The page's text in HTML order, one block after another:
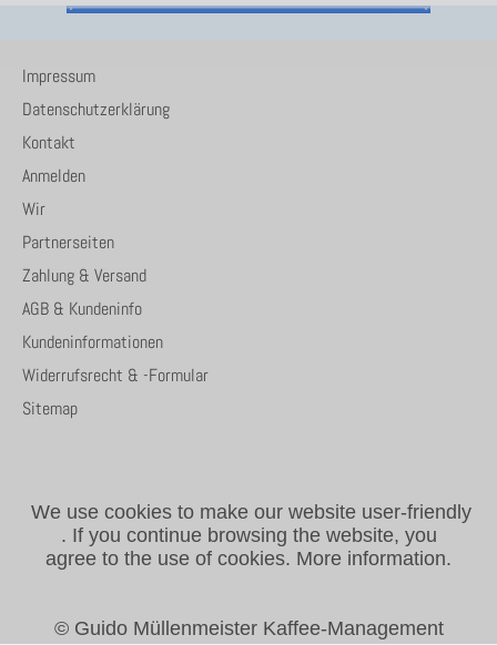
Impressum
Datenschutzerklärung
Kontakt
Anmelden
Wir
Partnerseiten
Zahlung & Versand
AGB & Kundeninfo
Kundeninformationen
Widerrufsrecht & -Formular
Sitemap
We use cookies to make our website user-friendly
. If you continue browsing the website, you
agree to the use of cookies. More information.
© Guido Müllenmeister Kaffee-Management